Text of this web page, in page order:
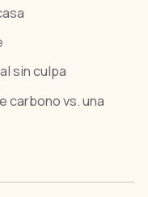
sin culpa
carbono vs. una